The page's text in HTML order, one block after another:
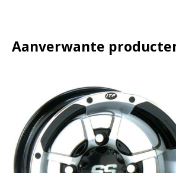
Aanverwante